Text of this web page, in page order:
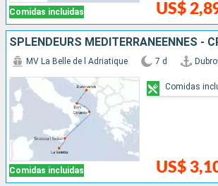
Comidas incluidas US$
Comidas incluidas
MV La Belle de l Adriatique 7 d
US$
Comidas